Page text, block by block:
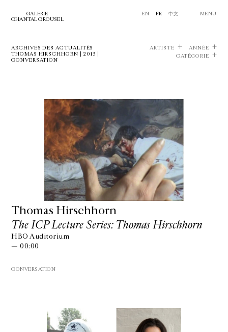
GALERIE
CHANTAL CROUSEL
EN FR 中文 MENU
ARCHIVES DES ACTUALITÉS
THOMAS HIRSCHHORN | 2013 |
CONVERSATION
ARTISTE
ANNÉE
CATÉGORIE
Thomas Hirschhorn
The ICP Lecture Series: Thomas Hirschhorn
HBO Auditorium
— 00:00
CONVERSATION